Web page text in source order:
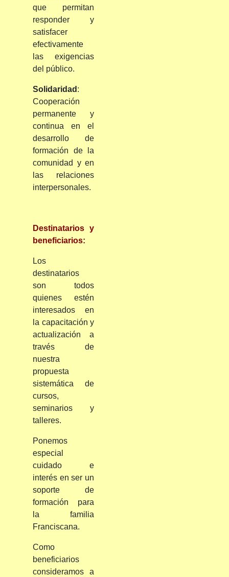
que permitan
responder y
satisfacer
efectivamente
las exigencias
del público.
Solidaridad :
Cooperación
permanente y
continua en el
desarrollo de
formación de la
comunidad y en
las relaciones
interpersonales.
Destinatarios y
beneficiarios:
Los
destinatarios
son todos
quienes estén
interesados en
la capacitación y
actualización a
través de
nuestra
propuesta
sistemática de
cursos,
seminarios y
talleres.
Ponemos
especial
cuidado e
interés en ser un
soporte de
formación para
la familia
Franciscana.
Como
beneficiarios
consideramos a